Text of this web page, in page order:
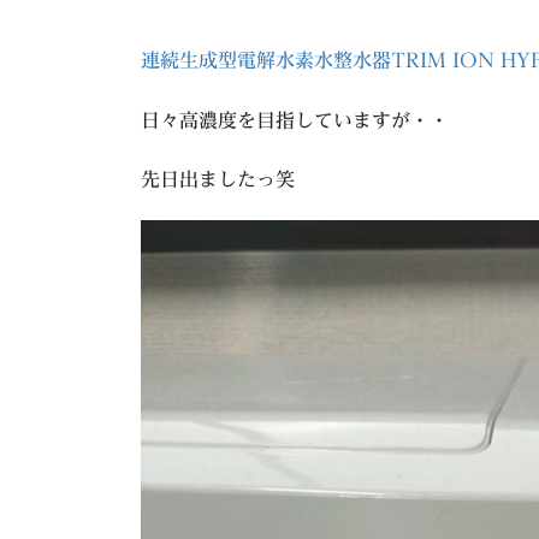
連続生成型電解水素水整水器TRIM ION
日々高濃度を目指していますが・・
先日出ましたっ笑